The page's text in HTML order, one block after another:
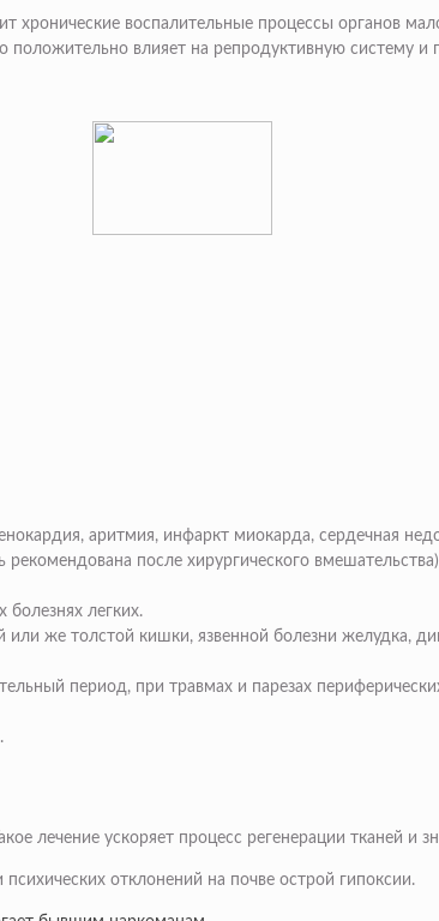
воспалительные процессы органов
влияет на репродуктивную систему
аритмия, инфаркт миокарда, сердечная
после хирургического
болезнях легких.
же толстой кишки, язвенной болезни желудка,
период, при травмах и парезах
лечение ускоряет процесс регенерации тканей и
отклонений на почве острой гипоксии.